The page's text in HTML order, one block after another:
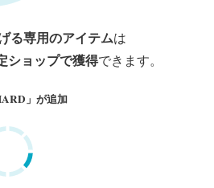
る専用のアイテムは
ショップで獲得できます。
」が追加